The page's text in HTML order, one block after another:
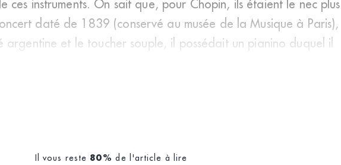
ces instruments. On sait que, pour Chopin, ils étaient le nec plus
daté de 1839 (conservé au musée de la Musique à Paris),
et le toucher souple, il possédait un pianino duquel il
Il vous reste 80% de l'article à lire